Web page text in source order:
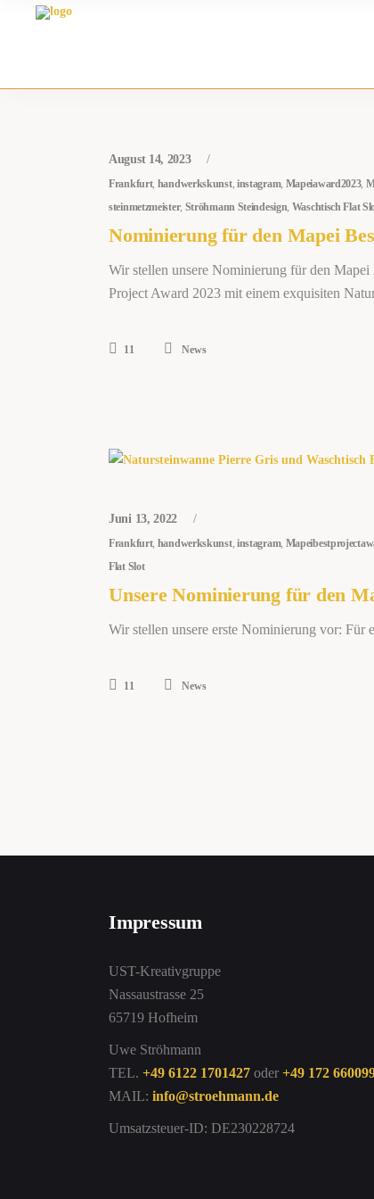
August 14, 2023
Frankfurt, handwerkskunst, instagram, Mapeiaward2023,
steinmetzmeister, Ströhmann Steindesign, Waschtisch Flat
Nominierung für den Mapei
Wir stellen unsere Nominierung für den
Project Award 2023 mit einem exquisiten
11 News
Juni 13, 2022
Frankfurt, handwerkskunst, instagram,
Flat Slot
Unsere Nominierung für den
Wir stellen unsere erste Nominierung vor:
11 News
Impressum
UST-Kreativgruppe
Nassaustrasse 25
65719 Hofheim
Uwe Ströhmann
TEL. +49 6122 1701427 oder +49 172
MAIL: info@stroehmann.de
Umsatzsteuer-ID: DE230228724